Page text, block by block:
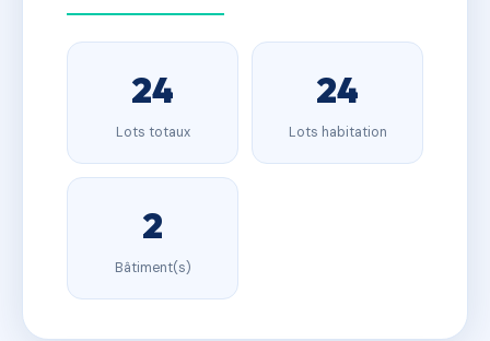
24
Lots totaux
24
Lots habitation
2
Bâtiment(s)